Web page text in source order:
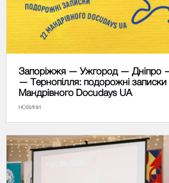
Запоріжжя — Ужгород — Дніпро
— Тернопілля: подорожні записки
Мандрівного Docudays UA
НОВИНИ